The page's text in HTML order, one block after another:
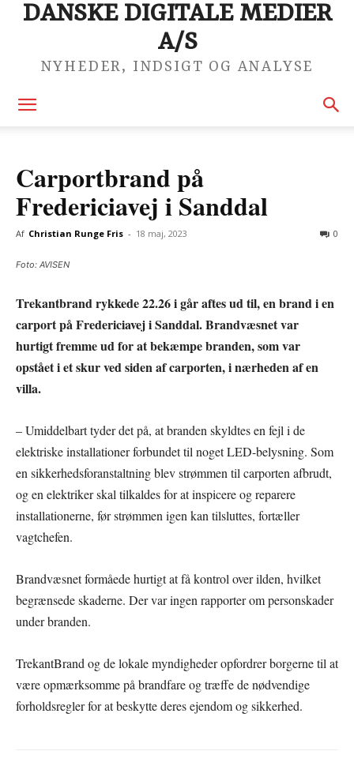
DANSKE DIGITALE MEDIER
A/S
NYHEDER, INDSIGT OG ANALYSE
Carportbrand på
Fredericiavej i Sanddal
Af Christian Runge Fris - 18 maj, 2023 0
Foto: AVISEN
Trekantbrand rykkede 22.26 i går aftes ud til, en brand i en
carport på Fredericiavej i Sanddal. Brandvæsnet var
hurtigt fremme ud for at bekæmpe branden, som var
opstået i et skur ved siden af carporten, i nærheden af en
villa.
– Umiddelbart tyder det på, at branden skyldtes en fejl i de
elektriske installationer forbundet til noget LED-belysning. Som
en sikkerhedsforanstaltning blev strømmen til carporten afbrudt,
og en elektriker skal tilkaldes for at inspicere og reparere
installationerne, før strømmen igen kan tilsluttes, fortæller
vagtchefen.
Brandvæsnet formåede hurtigt at få kontrol over ilden, hvilket
begrænsede skaderne. Der var ingen rapporter om personskader
under branden.
TrekantBrand og de lokale myndigheder opfordrer borgerne til at
være opmærksomme på brandfare og træffe de nødvendige
forholdsregler for at beskytte deres ejendom og sikkerhed.